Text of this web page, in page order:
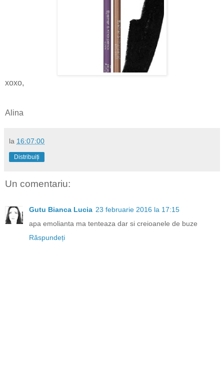
xoxo,
Alina
la 16:07:00
Distribuiți
Un comentariu:
Gutu Bianca Lucia 23 februarie 2016 la 17:15
apa emolianta ma tenteaza dar si creioanele de buze
Răspundeți